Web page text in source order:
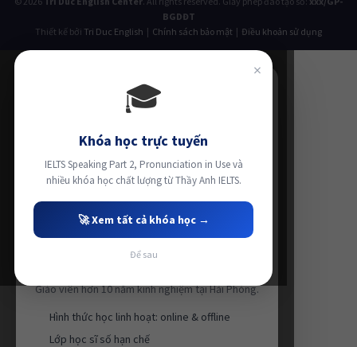
BGDĐT
Thiết kế bởi Tri Duc English | Chính sách bảo mật | Điều khoản sử dụng
Giáo viên hơn 10 năm kinh nghiệm tại Hải Phòng.
Hình thức học linh hoạt: online & offline
Lớp học sĩ số hạn chế
×
🎓
Khóa học trực tuyến
IELTS Speaking Part 2, Pronunciation in Use và
nhiều khóa học chất lượng từ Thầy Anh IELTS.
🚀 Xem tất cả khóa học →
Để sau